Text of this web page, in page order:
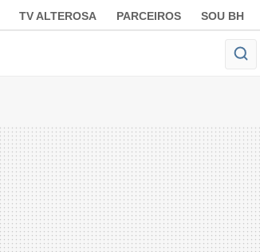
TV ALTEROSA PARCEIROS SOU BH